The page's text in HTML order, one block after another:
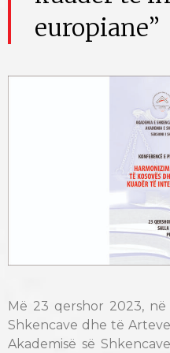
europiane”
Më 23 qershor 2023,
Shkencave dhe të
Akademisë së